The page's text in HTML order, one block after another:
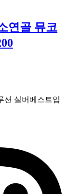
연골 뮤코
션 실버베스트입